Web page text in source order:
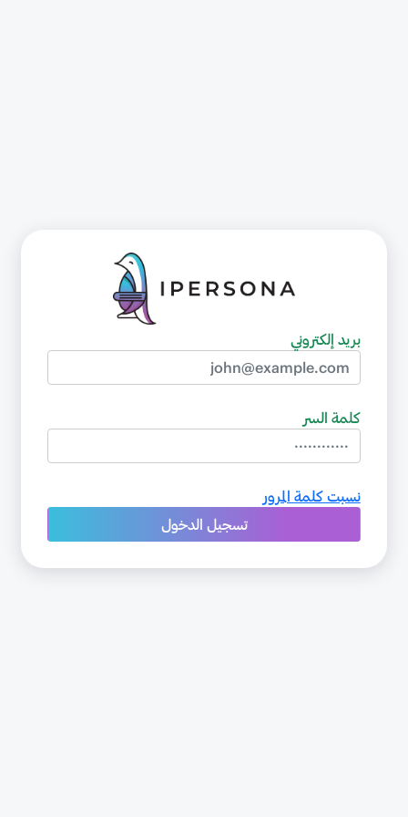
بريد إلكتروني
كلمة السر
نسبت كلمة المرور
تسجيل الدخول